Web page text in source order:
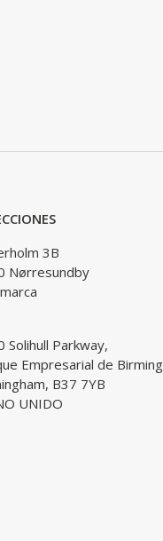
3B
Nørresundby
Solihull Parkway,
Empresarial de
B37 7YB
UNIDO